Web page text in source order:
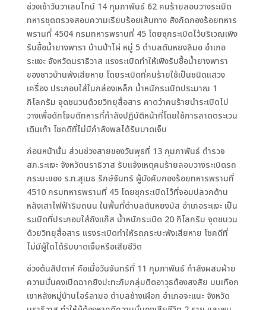
ช่วงเช้าวันวาเลนไทน์ 14 กุมภาพันธ์ 62 คนร้ายลอบวางระเบิด
ทหารชุดตรวจสอบความเรียบร้อยเส้นทาง สังกัดกองร้อยทหาร
พรานที่ 4504 กรมทหารพรานที่ 45 โดยซุกระเบิดไว้บริเวณเพิง
รับซื้อน้ำยางพารา บ้านป่าไผ่ หมู่ 5 ตำบลตันหยงลิมอ อำเภอ
ระแงะ จังหวัดนราธิวาส แรงระเบิดทำให้เพิงรับซื้อน้ำยางพารา
ของชาวบ้านพังเสียหาย โดยระเบิดที่คนร้ายใช้เป็นชนิดแสวง
เครื่อง ประกอบใส่ในกล่องเหล็ก น้ำหนักระเบิดประมาณ 1
กิโลกรัม จุดชนวนด้วยวิทยุสื่อสาร คาดว่าคนร้ายนำระเบิดไป
วางเพื่อดักโจมตีทหารที่กำลังปฏิบัติหน้าที่โดยใช้การลาดตระเวน
เดินเท้า โชคดีที่ไม่มีกำลังพลได้รับบาดเจ็บ
ก่อนหน้านั้น ส่วนช่วงสายของวันพุธที่ 13 กุมภาพันธ์ ตำรวจ
สภ.ระแงะ จังหวัดนราธิวาส รับแจ้งเหตุคนร้ายลอบวางระเบิดรถ
กระบะของ ร.ท.สุเมธ รักษ์จันทร์ ผู้บังคับกองร้อยทหารพรานที่
4510 กรมทหารพรานที่ 45 โดยซุกระเบิดไว้ที่จอมปลวกด้าน
หลังเสาไฟฟ้าริมถนน ในพื้นที่ตำบลตันหยงมัส อำเภอระแงะ เป็น
ระเบิดที่ประกอบใส่ถังแก๊ส น้ำหนักระเบิด 20 กิโลกรัม จุดชนวน
ด้วยวิทยุสื่อสาร แรงระเบิดทำให้รถกระบะพังเสียหาย โชคดีที่
ไม่มีผู้ใดได้รับบาดเจ็บหรือเสียชีวิต
ช่วงต้นสัปดาห์ คือเมื่อวันจันทร์ที่ 11 กุมภาพันธ์ กำลังผสมฝ่าย
ความมั่นคงเปิดฉากยิงปะทะกับกลุ่มติดอาวุธต้องสงสัย บนเทือก
เขาหลังหมู่บ้านไอร์ลาฆอ ตำบลช้างเผือก อำเภอจะแนะ จังหวัด